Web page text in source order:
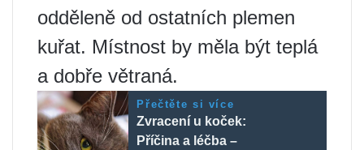
odděleně od ostatních plemen
kuřat. Místnost by měla být teplá
a dobře větraná.
Přečtěte si více
Zvracení u koček:
Příčina a léčba –